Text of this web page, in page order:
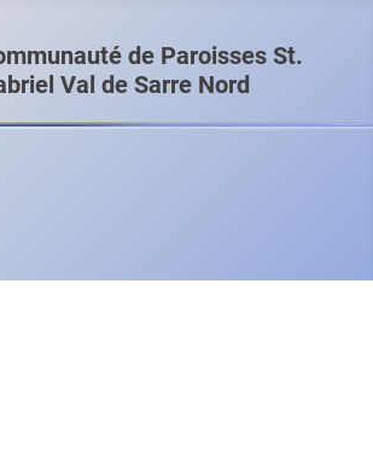
de Paroisses St.
Val de Sarre Nord